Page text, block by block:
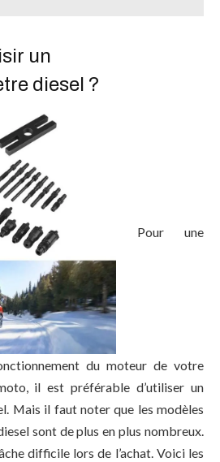
un
diesel ?
Pour une
du moteur de votre
il est préférable d’utiliser un
Mais il faut noter que les modèles
sont de plus en plus nombreux.
difficile lors de l’achat. Voici les